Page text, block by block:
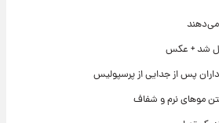
می‌دهند
شد + عکس
پس از جدایی از پرسپولیس
موهای نرم و شفاف